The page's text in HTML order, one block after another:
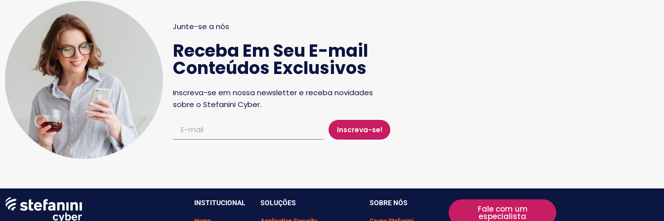
Junte-se a nós
Receba Em Seu E-mail
Conteúdos Exclusivos
Inscreva-se em nossa newsletter e receba novidades
sobre o Stefanini Cyber.
Inscreva-se!
INSTITUCIONAL SOLUÇÕES SOBRE NÓS
Fale com um
especialista